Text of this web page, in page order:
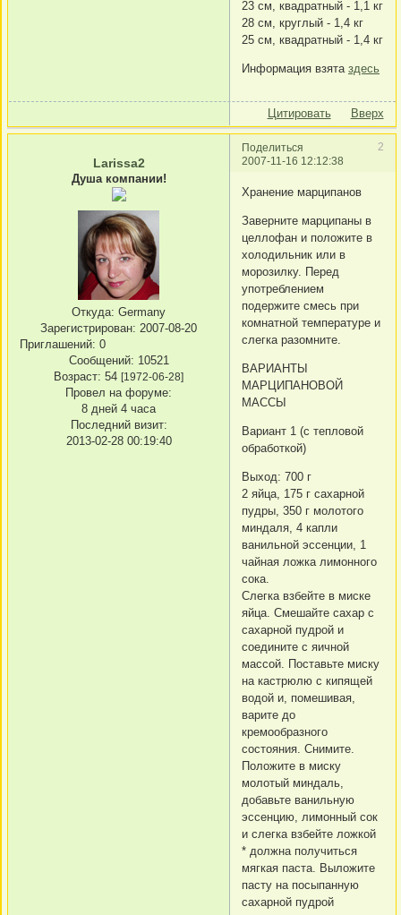
23 см, квадратный - 1,1 кг
28 см, круглый - 1,4 кг
25 см, квадратный - 1,4 кг
Информация взята здесь
Цитировать Вверх
Поделиться
2
2007-11-16 12:12:38
Larissa2
Душа компании!
Откуда: Germany
Зарегистрирован: 2007-08-20
Приглашений: 0
Сообщений: 10521
Возраст: 54 [1972-06-28]
Провел на форуме:
8 дней 4 часа
Последний визит:
2013-02-28 00:19:40
Хранение марципанов
Заверните марципаны в
целлофан и положите в
холодильник или в
морозилку. Перед
употреблением
подержите смесь при
комнатной температуре и
слегка разомните.
ВАРИАНТЫ
МАРЦИПАНОВОЙ
МАССЫ
Вариант 1 (с тепловой
обработкой)
Выход: 700 г
2 яйца, 175 г сахарной
пудры, 350 г молотого
миндаля, 4 капли
ванильной эссенции, 1
чайная ложка лимонного
сока.
Слегка взбейте в миске
яйца. Смешайте сахар с
сахарной пудрой и
соедините с яичной
массой. Поставьте миску
на кастрюлю с кипящей
водой и, помешивая,
варите до
кремообразного
состояния. Снимите.
Положите в миску
молотый миндаль,
добавьте ванильную
эссенцию, лимонный сок
и слегка взбейте ложкой
* должна получиться
мягкая паста. Выложите
пасту на посыпанную
сахарной пудрой